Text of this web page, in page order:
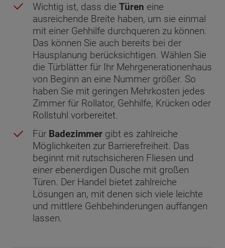
Wichtig ist, dass die Türen eine
ausreichende Breite haben, um sie einmal
mit einer Gehhilfe durchqueren zu können.
Das können Sie auch bereits bei der
Hausplanung berücksichtigen. Wählen Sie
die Türblätter für Ihr Mehrgenerationenhaus
von Beginn an eine Nummer größer. So
haben Sie mit geringen Mehrkosten jedes
Zimmer für Rollator, Gehhilfe, Krücken oder
Rollstuhl vorbereitet.
Für Badezimmer gibt es zahlreiche
Möglichkeiten zur Barrierefreiheit. Das
beginnt mit rutschsicheren Fliesen und
einer ebenerdigen Dusche mit großen
Türen. Der Handel bietet zahlreiche
Lösungen an, mit denen sich viele leichte
und mittlere Gehbehinderungen auffangen
lassen.